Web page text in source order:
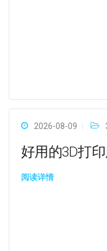
2026-08-09
好用的3D打
阅读详情